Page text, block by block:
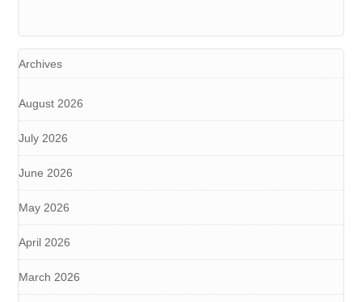
Archives
August 2026
July 2026
June 2026
May 2026
April 2026
March 2026